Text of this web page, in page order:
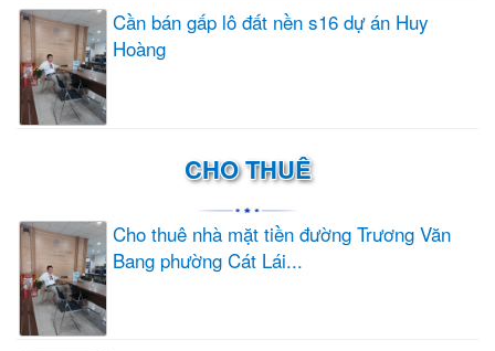
Cần bán gấp lô đất nền s16 dự án Huy
Hoàng
CHO THUÊ
Cho thuê nhà mặt tiền đường Trương Văn
Bang phường Cát Lái...